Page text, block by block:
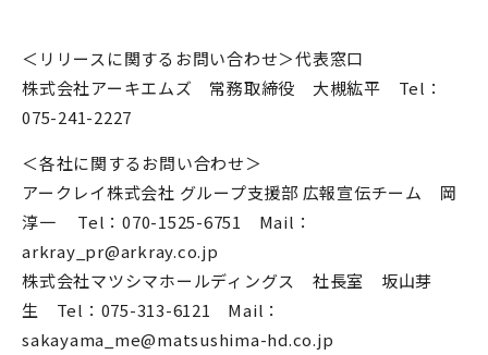
＜リリースに関するお問い合わせ＞代表窓口
株式会社アーキエムズ 常務取締役 大槻紘平 Tel：
075-241-2227
＜各社に関するお問い合わせ＞
アークレイ株式会社 グループ支援部 広報宣伝チーム 岡
淳一 Tel：070-1525-6751 Mail：
arkray_pr@arkray.co.jp
株式会社マツシマホールディングス 社長室 坂山芽
生 Tel：075-313-6121 Mail：
sakayama_me@matsushima-hd.co.jp